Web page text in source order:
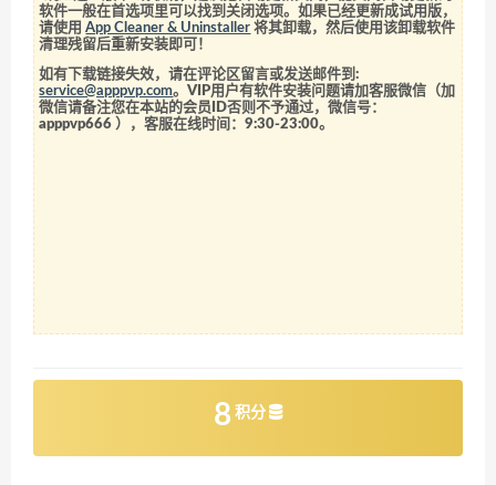
软件一般在首选项里可以找到关闭选项。如果已经更新成试用版，
请使用App Cleaner & Uninstaller 将其卸载，然后使用该卸载软件
清理残留后重新安装即可！
如有下载链接失效，请在评论区留言或发送邮件到:
service@apppvp.com。VIP用户有软件安装问题请加客服微信（加
微信请备注您在本站的会员ID否则不予通过，微信号：
apppvp666 ），客服在线时间：9:30-23:00。
8 积分